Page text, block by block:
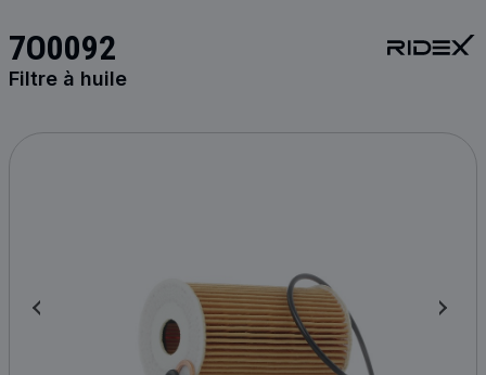
7O0092
Filtre à huile